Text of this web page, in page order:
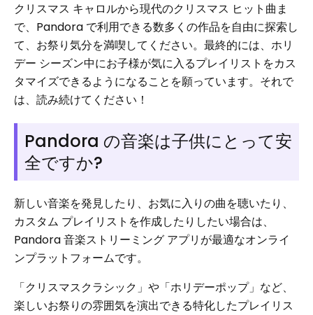
クリスマス キャロルから現代のクリスマス ヒット曲ま
で、Pandora で利用できる数多くの作品を自由に探索し
て、お祭り気分を満喫してください。最終的には、ホリ
デー シーズン中にお子様が気に入るプレイリストをカス
タマイズできるようになることを願っています。それで
は、読み続けてください！
Pandora の音楽は子供にとって安
全ですか?
新しい音楽を発見したり、お気に入りの曲を聴いたり、
カスタム プレイリストを作成したりしたい場合は、
Pandora 音楽ストリーミング アプリが最適なオンライ
ンプラットフォームです。
「クリスマスクラシック」や「ホリデーポップ」など、
楽しいお祭りの雰囲気を演出できる特化したプレイリス